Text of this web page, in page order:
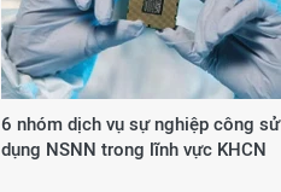
6 nhóm dịch vụ sự nghiệp công sử
dụng NSNN trong lĩnh vực KHCN